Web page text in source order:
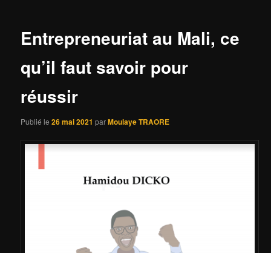
Entrepreneuriat au Mali, ce
qu’il faut savoir pour
réussir
Publié le26 mai 2021 parMoulaye TRAORE